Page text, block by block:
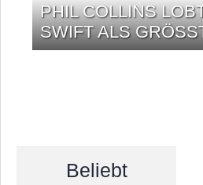
PHIL COLLINS
SWIFT ALS
Beliebt